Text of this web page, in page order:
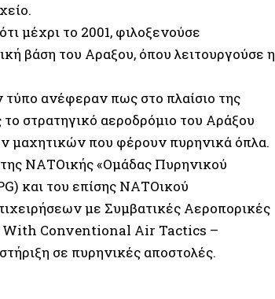
μέχρι το 2001, φιλοξενούσε
βάση του Αραξου, όπου λειτουργούσε η
ανέφεραν πως στο πλαίσιο της
στρατηγικό αεροδρόμιο του Αράξου
μαχητικών που φέρουν πυρηνικά όπλα.
ΝΑΤΟικής «Ομάδας Πυρηνικού
και του επίσης ΝΑΤΟικού
με Συμβατικές Αεροπορικές
With Conventional Air Tactics –
σε πυρηνικές αποστολές.